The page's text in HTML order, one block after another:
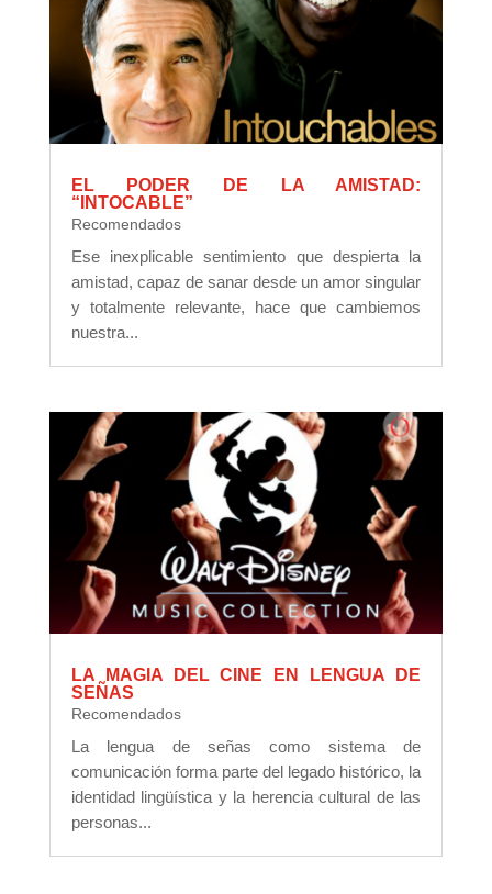
EL PODER DE LA AMISTAD:
“INTOCABLE”
Recomendados
Ese inexplicable sentimiento que despierta la
amistad, capaz de sanar desde un amor singular
y totalmente relevante, hace que cambiemos
nuestra...
LA MAGIA DEL CINE EN LENGUA DE
SEÑAS
Recomendados
La lengua de señas como sistema de
comunicación forma parte del legado histórico, la
identidad lingüística y la herencia cultural de las
personas...